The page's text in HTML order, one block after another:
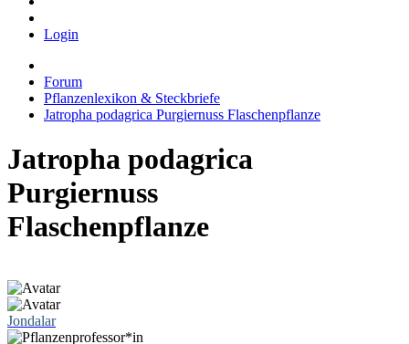
Login
Forum
Pflanzenlexikon & Steckbriefe
Jatropha podagrica Purgiernuss Flaschenpflanze
Jatropha podagrica
Purgiernuss
Flaschenpflanze
Jondalar